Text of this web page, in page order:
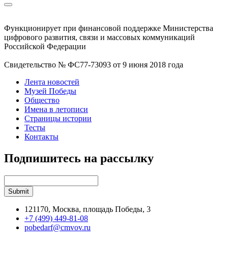
Функционирует при финансовой поддержке Министерства
цифрового развития, связи и массовых коммуникаций
Российской Федерации
Свидетельство № ФС77-73093 от 9 июня 2018 года
Лента новостей
Музей Победы
Общество
Имена в летописи
Страницы истории
Тесты
Контакты
Подпишитесь на рассылку
121170, Москва, площадь Победы, 3
+7 (499) 449-81-08
pobedarf@cmvov.ru